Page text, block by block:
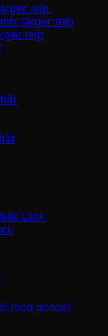
tejp
färger tejp
tejp
Lack
med pensel